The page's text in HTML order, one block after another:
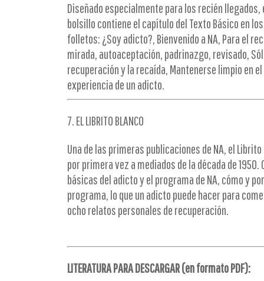
Diseñado especialmente para los recién
bolsillo contiene el capítulo del Texto Básico en
folletos: ¿Soy adicto?, Bienvenido a NA, Para el
mirada, autoaceptación, padrinazgo, revisado,
recuperación y la recaída, Mantenerse limpio en
experiencia de un adicto.
7. EL LIBRITO BLANCO
Una de las primeras publicaciones de NA, el
por primera vez a mediados de la década de
básicas del adicto y el programa de NA, cómo y
programa, lo que un adicto puede hacer para
ocho relatos personales de recuperación.
LITERATURA PARA DESCARGAR (en formato PDF):